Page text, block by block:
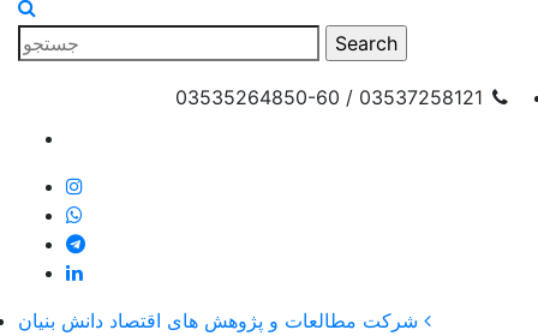
03537258121 / 03535264850-60